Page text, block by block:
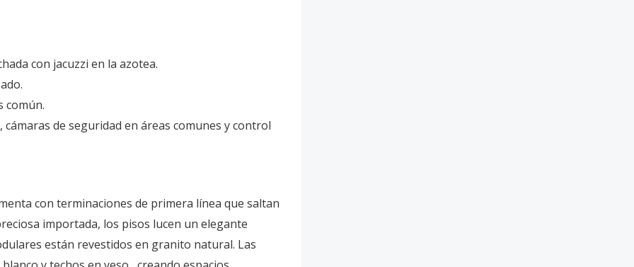
con jacuzzi en la azotea.
común.
de seguridad en áreas comunes y control
con terminaciones de primera línea que saltan
importada, los pisos lucen un elegante
están revestidos en granito natural. Las